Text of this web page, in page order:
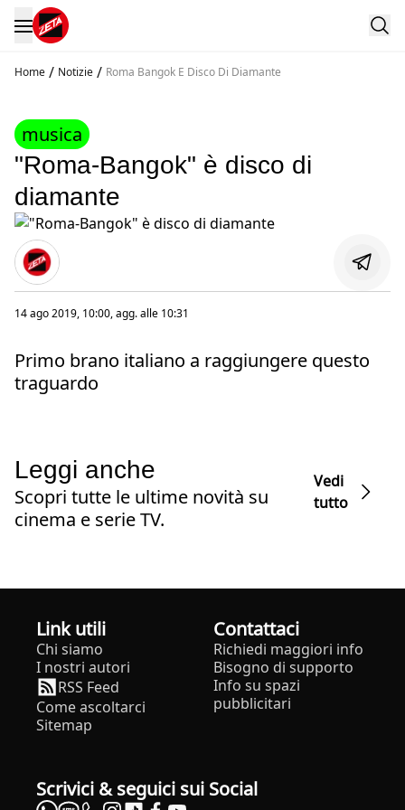
Home / Notizie / Roma Bangok E Disco Di Diamante
musica
"Roma-Bangok" è disco di
diamante
14 ago 2019, 10:00, agg. alle 10:31
Primo brano italiano a raggiungere questo
traguardo
Leggi anche
Scopri tutte le ultime novità su
cinema e serie TV.
Vedi
tutto
Link utili
Chi siamo
I nostri autori
RSS Feed
Come ascoltarci
Sitemap
Contattaci
Richiedi maggiori info
Bisogno di supporto
Info su spazi
pubblicitari
Scrivici & seguici sui Social